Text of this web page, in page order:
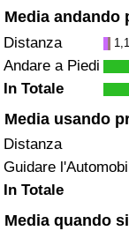
Media andando
Distanza
Andare a Piedi
In Totale
Media usando
Distanza
Guidare
In Totale
Media quando
Indice del
Indice del